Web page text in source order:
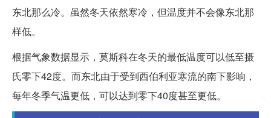
东北那么冷。虽然冬天依然寒冷，但温度并不会像东北那
样低。
根据气象数据显示，莫斯科在冬天的最低温度可以低至摄
氏零下42度。而东北由于受到西伯利亚寒流的南下影响，
每年冬季气温更低，可以达到零下40度甚至更低。